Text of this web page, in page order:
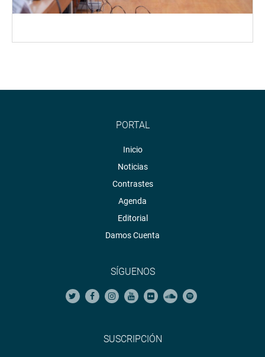
PORTAL
Inicio
Noticias
Contrastes
Agenda
Editorial
Damos Cuenta
SÍGUENOS
SUSCRIPCIÓN